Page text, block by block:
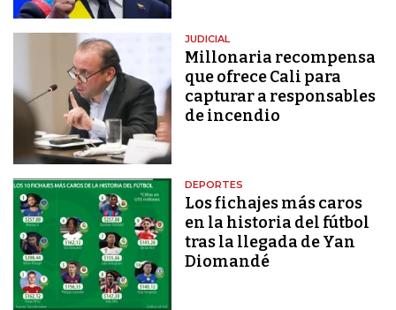
JUDICIAL
Millonaria recompensa
que ofrece Cali para
capturar a responsables
de incendio
DEPORTES
Los fichajes más caros
en la historia del fútbol
tras la llegada de Yan
Diomandé